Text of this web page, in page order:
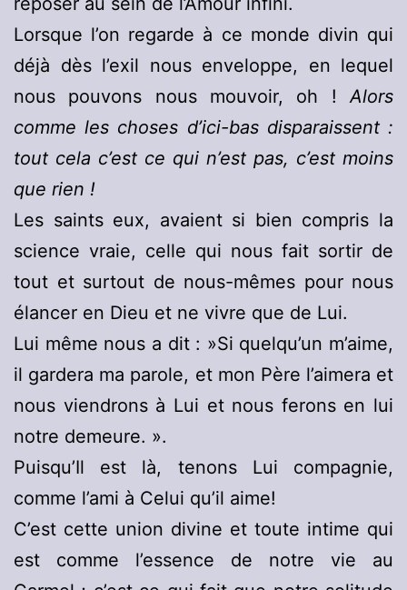
Lorsque l’on regarde à ce monde divin qui
déjà dès l’exil nous enveloppe, en lequel
nous pouvons nous mouvoir, oh !Alors
comme les choses d’ici-bas disparaissent :
tout cela c’est ce qui n’est pas, c’est moins
que rien !
Les saints eux, avaient si bien compris la
science vraie, celle qui nous fait sortir de
tout et surtout de nous-mêmes pour nous
élancer en Dieu et ne vivre que de Lui.
Lui même nous a dit : »Si quelqu’un m’aime,
il gardera ma parole, et mon Père l’aimera et
nous viendrons à Lui et nous ferons en lui
notre demeure. ».
Puisqu’Il est là, tenons Lui compagnie,
comme l’ami à Celui qu’il aime!
C’est cette union divine et toute intime qui
est comme l’essence de notre vie au